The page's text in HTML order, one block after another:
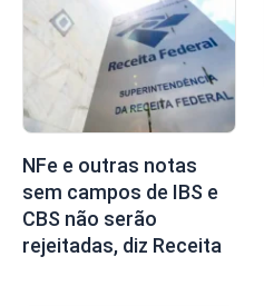
NFe e outras notas
sem campos de IBS e
CBS não serão
rejeitadas, diz Receita